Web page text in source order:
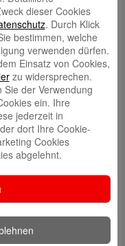
Service GmbH, die
drei Jahren ein weiteres
dieser Cookies
. Durch Klick
bestimmen, welche
verwenden dürfen.
Einsatz von Cookies,
zu widersprechen.
Sie der Verwendung
ein. Ihre
jederzeit in
dort Ihre Cookie-
Cookies
abgelehnt.